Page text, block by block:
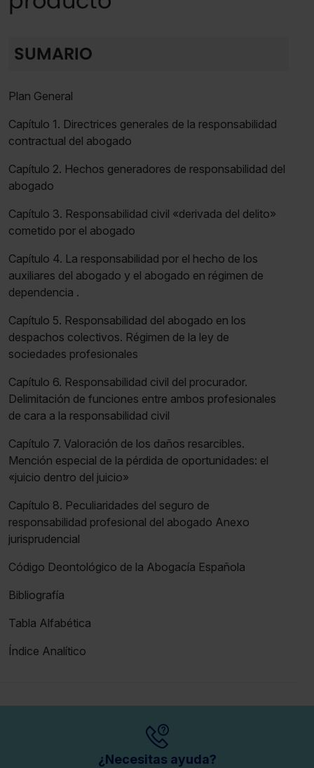
SUMARIO
Plan General
Capítulo 1. Directrices generales de la responsabilidad
contractual del abogado
Capítulo 2. Hechos generadores de responsabilidad del
abogado
Capítulo 3. Responsabilidad civil «derivada del delito»
cometido por el abogado
Capítulo 4. La responsabilidad por el hecho de los
auxiliares del abogado y el abogado en régimen de
dependencia .
Capítulo 5. Responsabilidad del abogado en los
despachos colectivos. Régimen de la ley de
sociedades profesionales
Capítulo 6. Responsabilidad civil del procurador.
Delimitación de funciones entre ambos profesionales
de cara a la responsabilidad civil
Capítulo 7. Valoración de los daños resarcibles.
Mención especial de la pérdida de oportunidades: el
«juicio dentro del juicio»
Capítulo 8. Peculiaridades del seguro de
responsabilidad profesional del abogado Anexo
jurisprudencial
Código Deontológico de la Abogacía Española
Bibliografía
Tabla Alfabética
Índice Analítico
¿Necesitas ayuda?